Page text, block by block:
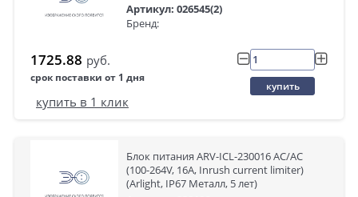
Артикул: 026545(2)
Бренд:
1725.88 руб.
срок поставки от 1 дня
купить
купить в 1 клик
Блок питания ARV-ICL-230016 AC/AC
(100-264V, 16A, Inrush current limiter)
(Arlight, IP67 Металл, 5 лет)